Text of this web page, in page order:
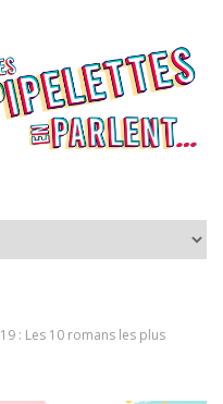
: Les 10 romans les plus